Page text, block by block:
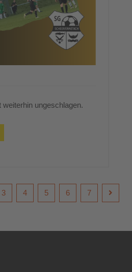
weiterhin ungeschlagen.
3 4 5 6 7